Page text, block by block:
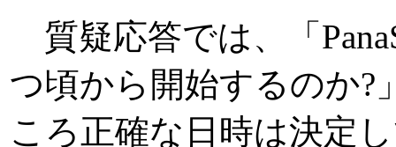
質疑応答では、「
つ頃から開始するのか?
ころ正確な日時は決定